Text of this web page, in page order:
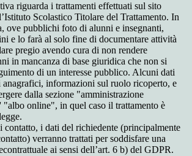
riguarda i trattamenti effettuati sul sito
Scolastico Titolare del Trattamento. In
ove pubblichi foto di alunni e insegnanti,
e lo farà al solo fine di documentare attività
pregio avendo cura di non rendere
in mancanza di base giuridica che non si
di un interesse pubblico. Alcuni dati
anagrafici, informazioni sul ruolo ricoperto, e
dalla sezione "amministrazione
"albo online", in quel caso il trattamento è
contatto, i dati del richiedente (principalmente
verranno trattati per soddisfare una
ai sensi dell’art. 6 b) del GDPR.